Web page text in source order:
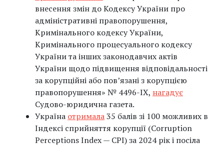
внесення змін до Кодексу України про
адміністративні правопорушення,
Кримінального кодексу України,
Кримінального процесуального кодексу
України та інших законодавчих актів
України щодо підвищення відповідальності
за корупційні або пов’язані з корупцією
правопорушення» № 4496-IX, нагадує
Судово-юридична газета.
Україна отримала35 балів зі 100 можливих в
Індексі сприйняття корупції (Corruption
Perceptions Index — CPI) за 2024 рік і посіла